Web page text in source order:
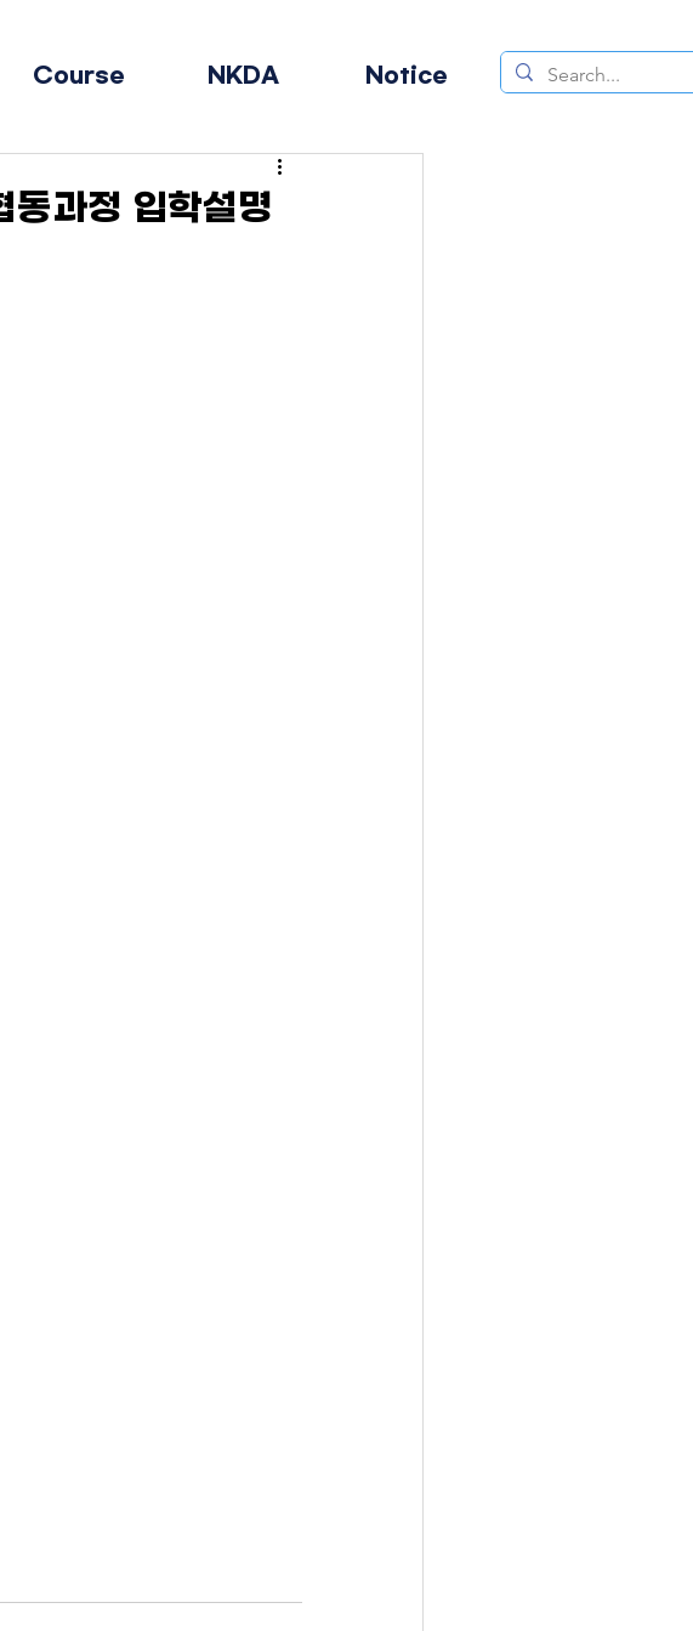
Course NKDA Notice
과정 입학설명